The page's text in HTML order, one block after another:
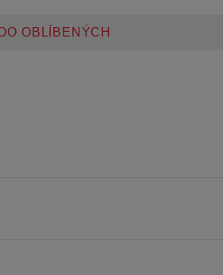
OBLÍBENÝCH